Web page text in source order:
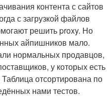
контента с сайтов
с загрузкой файлов
решить proxy. Но
айпишников мало.
нормальных продавцов,
у которых есть
отсортирована по
нами тестов.